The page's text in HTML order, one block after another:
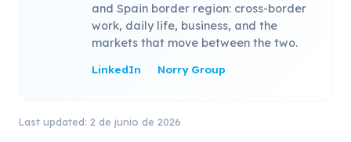
and Spain border region: cross-border
work, daily life, business, and the
markets that move between the two.
LinkedIn Norry Group
Last updated: 2 de junio de 2026